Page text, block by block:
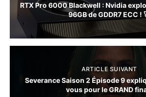
RTX Pro 6000 Blackwell : Nvidia
96GB de GDDR7 ECC !
ARTICLE SUIVANT
Severance Saison 2 Épisode 9
vous pour le GRAND